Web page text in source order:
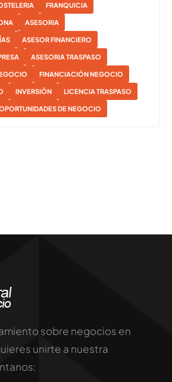
FRANQUICIA
ASESORIA
ASESOR FINANCIERO
ASESORIA TRASPASO
FINANCIACIÓN NEGOCIO
INVERSIÓN LICENCIA TRASPASO
DE NEGOCIO
sobre negocios en
unirte a nuestra